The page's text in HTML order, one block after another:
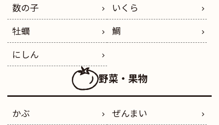
数の子
いくら
牡蠣
鯛
にしん
野菜・果物
かぶ
ぜんまい